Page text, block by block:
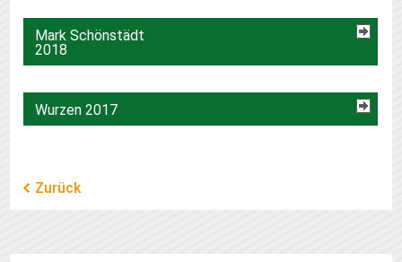
Mark Schönstädt
2018
Wurzen 2017
Zurück